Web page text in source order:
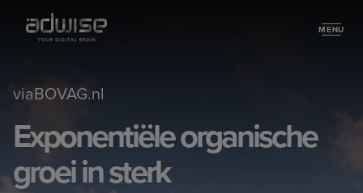
MENU
viaBOVAG.nl
Exponentiële organische
groei in sterk